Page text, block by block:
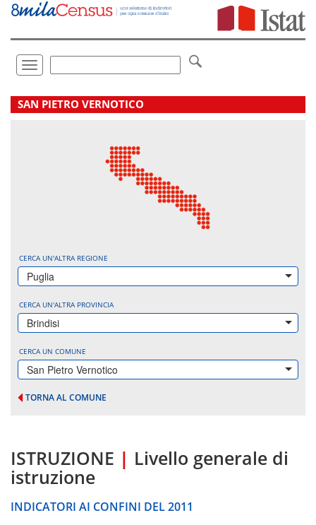
Vai
direttamente
Toggle
navigation
.
SAN PIETRO VERNOTICO
CERCA UN'ALTRA REGIONE
Puglia
CERCA UN'ALTRA PROVINCIA
Brindisi
CERCA UN COMUNE
San Pietro Vernotico
TORNA AL COMUNE
ISTRUZIONE | Livello generale di
istruzione
INDICATORI AI CONFINI DEL 2011